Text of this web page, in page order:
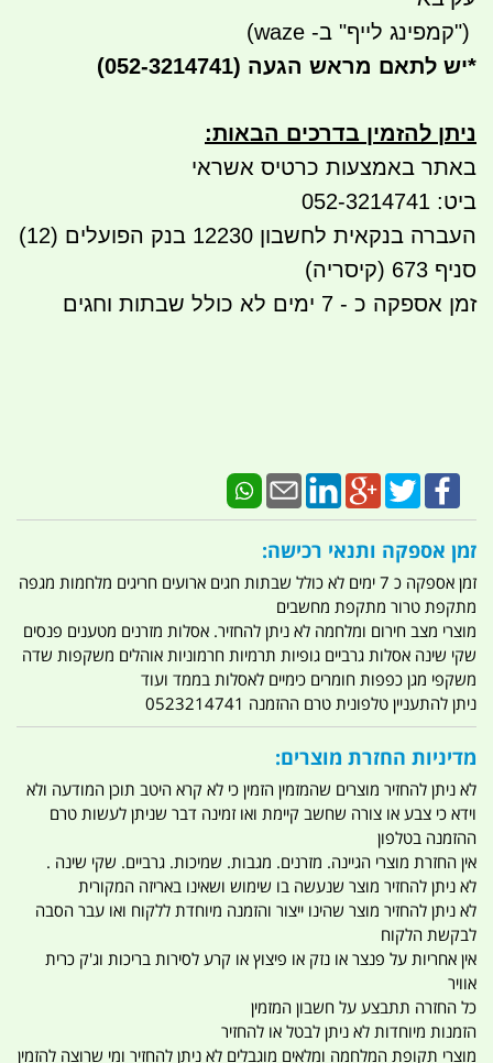
")קמפינג לייף" ב- waze)
*יש לתאם מראש הגעה (052-3214741)
ניתן להזמין בדרכים הבאות:
באתר באמצעות כרטיס אשראי
ביט: 052-3214741
העברה בנקאית לחשבון 12230 בנק הפועלים (12)
סניף 673 (קיסריה)
זמן אספקה כ - 7 ימים לא כולל שבתות וחגים
זמן אספקה ותנאי רכישה:
זמן אספקה כ 7 ימים לא כולל שבתות חגים ארועים חריגים מלחמות מגפה
מתקפת טרור מתקפת מחשבים
מוצרי מצב חירום ומלחמה לא ניתן להחזיר. אסלות מזרנים מטענים פנסים
שקי שינה אסלות גרביים גופיות תרמיות חרמוניות אוהלים משקפות שדה
משקפי מגן כפפות חומרים כימיים לאסלות בממד ועוד
ניתן להתעניין טלפונית טרם ההזמנה 0523214741
מדיניות החזרת מוצרים:
לא ניתן להחזיר מוצרים שהמזמין הזמין כי לא קרא היטב תוכן המודעה ולא
וידא כי צבע או צורה שחשב קיימת ואו זמינה דבר שניתן לעשות טרם
ההזמנה בטלפון
אין החזרת מוצרי הגיינה. מזרנים. מגבות. שמיכות. גרביים. שקי שינה .
לא ניתן להחזיר מוצר שנעשה בו שימוש ושאינו באריזה המקורית
לא ניתן להחזיר מוצר שהינו ייצור והזמנה מיוחדת ללקוח ואו עבר הסבה
לבקשת הלקוח
אין אחריות על פנצר או נזק או פיצוץ או קרע לסירות בריכות וג'ק כרית
אוויר
כל החזרה תתבצע על חשבון המזמין
הזמנות מיוחדות לא ניתן לבטל או להחזיר
מוצרי תקופת המלחמה ומלאים מוגבלים לא ניתן להחזיר ומי שרוצה להזמין